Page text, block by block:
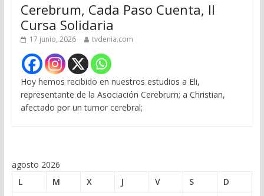
Cerebrum, Cada Paso Cuenta, II
Cursa Solidaria
17 junio, 2026 tvdenia.com
Hoy hemos recibido en nuestros estudios a Eli,
representante de la Asociación Cerebrum; a Christian,
afectado por un tumor cerebral;
agosto 2026
L
M X J V S
D